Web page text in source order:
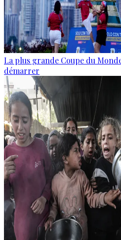
La plus grande Coupe du
démarrer